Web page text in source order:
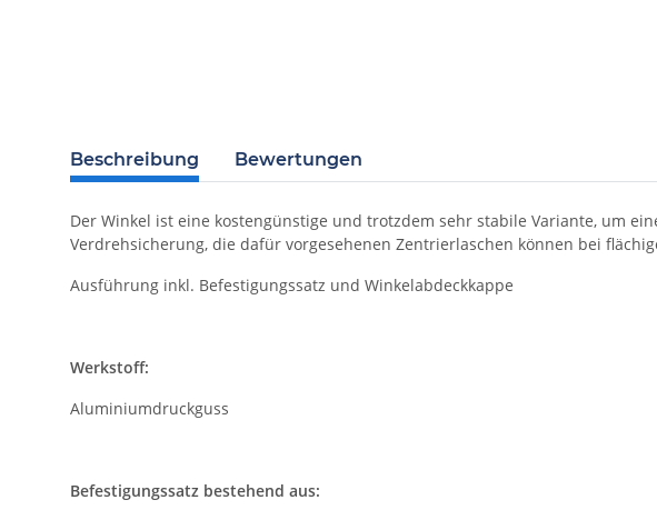
Beschreibung Bewertungen
Der Winkel ist eine kostengünstige und trotzdem sehr stabile Variante, um
Verdrehsicherung, die dafür vorgesehenen Zentrierlaschen können bei
Ausführung inkl. Befestigungssatz und Winkelabdeckkappe
Werkstoff:
Aluminiumdruckguss
Befestigungssatz bestehend aus: